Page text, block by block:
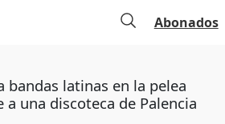
Abonados
bandas latinas en la pelea
una discoteca de Palencia